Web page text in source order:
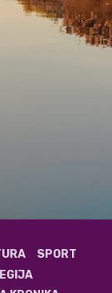
SPORT